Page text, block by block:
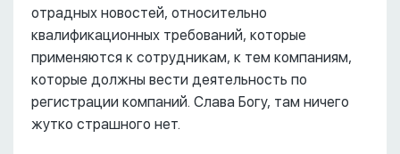
отрадных новостей, относительно
квалификационных требований, которые
применяются к сотрудникам, к тем компаниям,
которые должны вести деятельность по
регистрации компаний. Cлава Богу, там ничего
жутко страшного нет.